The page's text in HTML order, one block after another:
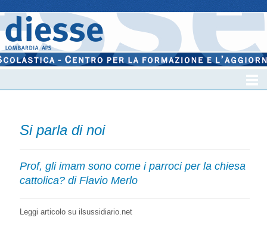
Si parla di noi
Prof, gli imam sono come i parroci per la chiesa
cattolica? di Flavio Merlo
Leggi articolo su ilsussidiario.net